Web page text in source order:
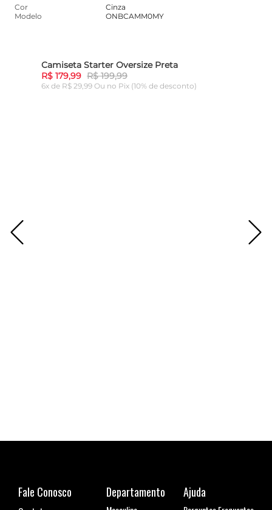
Cor
Cinza
Modelo
ONBCAMM0MY
Camiseta Starter Oversize Preta
R$ 179,99 R$ 199,99
6x de R$ 29,99 Ou no Pix (10% de desconto)
Fale Conosco Departamento Ajuda